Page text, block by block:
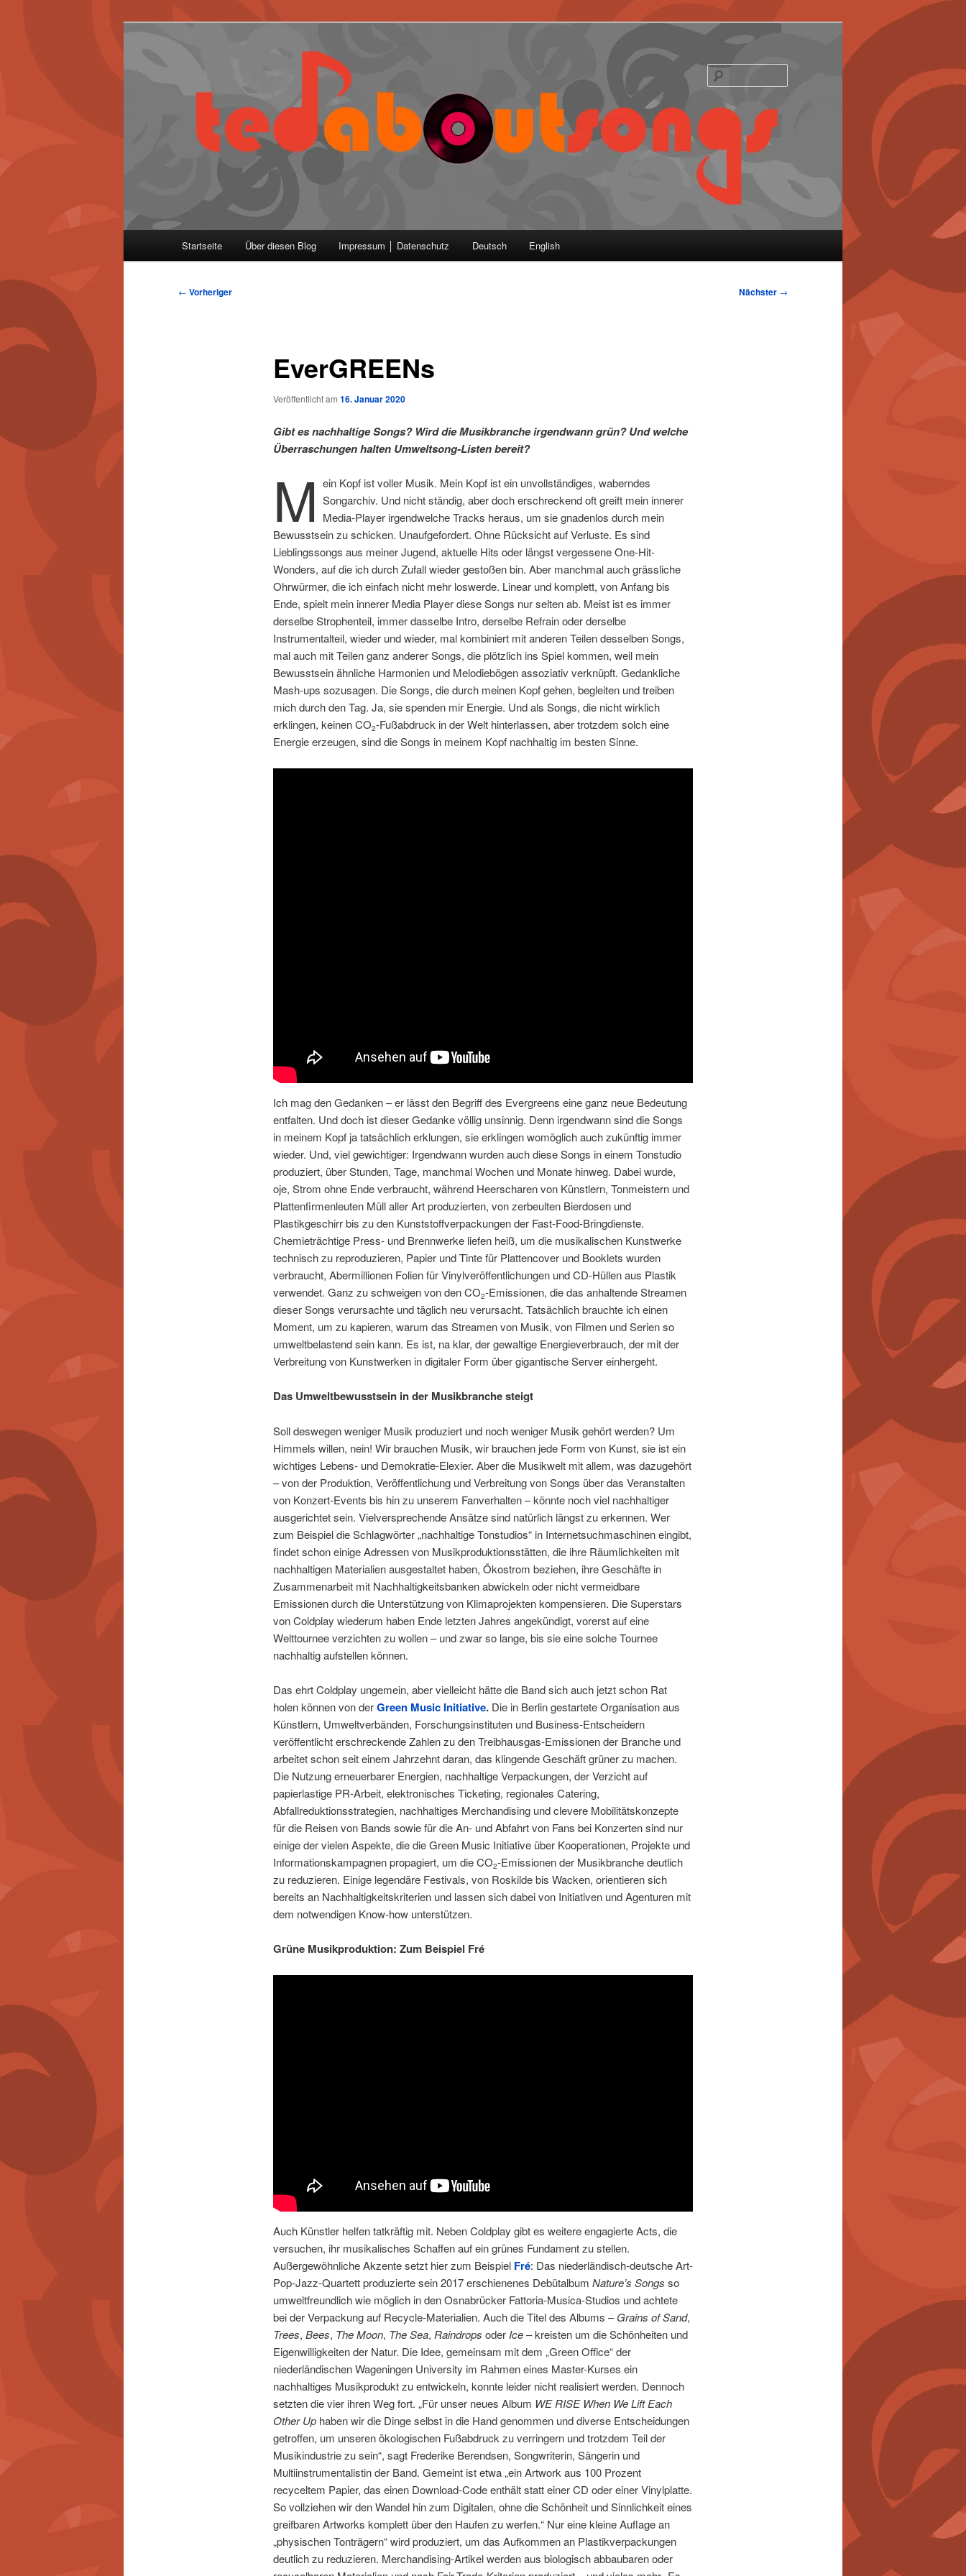
Startseite Über diesen Blog Impressum │ Datenschutz Deutsch English
Beitragsnavigation
← Vorheriger Nächster →
EverGREENs
Veröffentlicht am 16. Januar 2020
Gibt es nachhaltige Songs? Wird die Musikbranche irgendwann grün? Und welche
Überraschungen halten Umweltsong-Listen bereit?
M ein Kopf ist voller Musik. Mein Kopf ist ein unvollständiges, waberndes
Songarchiv. Und nicht ständig, aber doch erschreckend oft greift mein innerer
Media-Player irgendwelche Tracks heraus, um sie gnadenlos durch mein
Bewusstsein zu schicken. Unaufgefordert. Ohne Rücksicht auf Verluste. Es sind
Lieblingssongs aus meiner Jugend, aktuelle Hits oder längst vergessene One-Hit-
Wonders, auf die ich durch Zufall wieder gestoßen bin. Aber manchmal auch grässliche
Ohrwürmer, die ich einfach nicht mehr loswerde. Linear und komplett, von Anfang bis
Ende, spielt mein innerer Media Player diese Songs nur selten ab. Meist ist es immer
derselbe Strophenteil, immer dasselbe Intro, derselbe Refrain oder derselbe
Instrumentalteil, wieder und wieder, mal kombiniert mit anderen Teilen desselben Songs,
mal auch mit Teilen ganz anderer Songs, die plötzlich ins Spiel kommen, weil mein
Bewusstsein ähnliche Harmonien und Melodiebögen assoziativ verknüpft. Gedankliche
Mash-ups sozusagen. Die Songs, die durch meinen Kopf gehen, begleiten und treiben
mich durch den Tag. Ja, sie spenden mir Energie. Und als Songs, die nicht wirklich
erklingen, keinen CO2-Fußabdruck in der Welt hinterlassen, aber trotzdem solch eine
Energie erzeugen, sind die Songs in meinem Kopf nachhaltig im besten Sinne.
Ich mag den Gedanken – er lässt den Begriff des Evergreens eine ganz neue Bedeutung
entfalten. Und doch ist dieser Gedanke völlig unsinnig. Denn irgendwann sind die Songs
in meinem Kopf ja tatsächlich erklungen, sie erklingen womöglich auch zukünftig immer
wieder. Und, viel gewichtiger: Irgendwann wurden auch diese Songs in einem Tonstudio
produziert, über Stunden, Tage, manchmal Wochen und Monate hinweg. Dabei wurde,
oje, Strom ohne Ende verbraucht, während Heerscharen von Künstlern, Tonmeistern und
Plattenfirmenleuten Müll aller Art produzierten, von zerbeulten Bierdosen und
Plastikgeschirr bis zu den Kunststoffverpackungen der Fast-Food-Bringdienste.
Chemieträchtige Press- und Brennwerke liefen heiß, um die musikalischen Kunstwerke
technisch zu reproduzieren, Papier und Tinte für Plattencover und Booklets wurden
verbraucht, Abermillionen Folien für Vinylveröffentlichungen und CD-Hüllen aus Plastik
verwendet. Ganz zu schweigen von den CO2-Emissionen, die das anhaltende Streamen
dieser Songs verursachte und täglich neu verursacht. Tatsächlich brauchte ich einen
Moment, um zu kapieren, warum das Streamen von Musik, von Filmen und Serien so
umweltbelastend sein kann. Es ist, na klar, der gewaltige Energieverbrauch, der mit der
Verbreitung von Kunstwerken in digitaler Form über gigantische Server einhergeht.
Das Umweltbewusstsein in der Musikbranche steigt
Soll deswegen weniger Musik produziert und noch weniger Musik gehört werden? Um
Himmels willen, nein! Wir brauchen Musik, wir brauchen jede Form von Kunst, sie ist ein
wichtiges Lebens- und Demokratie-Elexier. Aber die Musikwelt mit allem, was dazugehört
– von der Produktion, Veröffentlichung und Verbreitung von Songs über das Veranstalten
von Konzert-Events bis hin zu unserem Fanverhalten – könnte noch viel nachhaltiger
ausgerichtet sein. Vielversprechende Ansätze sind natürlich längst zu erkennen. Wer
zum Beispiel die Schlagwörter „nachhaltige Tonstudios“ in Internetsuchmaschinen eingibt,
findet schon einige Adressen von Musikproduktionsstätten, die ihre Räumlichkeiten mit
nachhaltigen Materialien ausgestaltet haben, Ökostrom beziehen, ihre Geschäfte in
Zusammenarbeit mit Nachhaltigkeitsbanken abwickeln oder nicht vermeidbare
Emissionen durch die Unterstützung von Klimaprojekten kompensieren. Die Superstars
von Coldplay wiederum haben Ende letzten Jahres angekündigt, vorerst auf eine
Welttournee verzichten zu wollen – und zwar so lange, bis sie eine solche Tournee
nachhaltig aufstellen können.
Das ehrt Coldplay ungemein, aber vielleicht hätte die Band sich auch jetzt schon Rat
holen können von derGreen Music Initiative.Die in Berlin gestartete Organisation aus
Künstlern, Umweltverbänden, Forschungsinstituten und Business-Entscheidern
veröffentlicht erschreckende Zahlen zu den Treibhausgas-Emissionen der Branche und
arbeitet schon seit einem Jahrzehnt daran, das klingende Geschäft grüner zu machen.
Die Nutzung erneuerbarer Energien, nachhaltige Verpackungen, der Verzicht auf
papierlastige PR-Arbeit, elektronisches Ticketing, regionales Catering,
Abfallreduktionsstrategien, nachhaltiges Merchandising und clevere Mobilitätskonzepte
für die Reisen von Bands sowie für die An- und Abfahrt von Fans bei Konzerten sind nur
einige der vielen Aspekte, die die Green Music Initiative über Kooperationen, Projekte und
Informationskampagnen propagiert, um die CO2-Emissionen der Musikbranche deutlich
zu reduzieren. Einige legendäre Festivals, von Roskilde bis Wacken, orientieren sich
bereits an Nachhaltigkeitskriterien und lassen sich dabei von Initiativen und Agenturen mit
dem notwendigen Know-how unterstützen.
Grüne Musikproduktion: Zum Beispiel Fré
Auch Künstler helfen tatkräftig mit. Neben Coldplay gibt es weitere engagierte Acts, die
versuchen, ihr musikalisches Schaffen auf ein grünes Fundament zu stellen.
Außergewöhnliche Akzente setzt hier zum Beispiel Fré: Das niederländisch-deutsche Art-
Pop-Jazz-Quartett produzierte sein 2017 erschienenes Debütalbum Nature’s Songs so
umweltfreundlich wie möglich in den Osnabrücker Fattoria-Musica-Studios und achtete
bei der Verpackung auf Recycle-Materialien. Auch die Titel des Albums –Grains of Sand,
Trees, Bees, The Moon, The Sea, Raindrops oder Ice– kreisten um die Schönheiten und
Eigenwilligkeiten der Natur. Die Idee, gemeinsam mit dem „Green Office“ der
niederländischen Wageningen University im Rahmen eines Master-Kurses ein
nachhaltiges Musikprodukt zu entwickeln, konnte leider nicht realisiert werden. Dennoch
setzten die vier ihren Weg fort. „Für unser neues Album WE RISE When We Lift Each
Other Uphaben wir die Dinge selbst in die Hand genommen und diverse Entscheidungen
getroffen, um unseren ökologischen Fußabdruck zu verringern und trotzdem Teil der
Musikindustrie zu sein“, sagt Frederike Berendsen, Songwriterin, Sängerin und
Multiinstrumentalistin der Band. Gemeint ist etwa „ein Artwork aus 100 Prozent
recyceltem Papier, das einen Download-Code enthält statt einer CD oder einer Vinylplatte.
So vollziehen wir den Wandel hin zum Digitalen, ohne die Schönheit und Sinnlichkeit eines
greifbaren Artworks komplett über den Haufen zu werfen.“ Nur eine kleine Auflage an
„physischen Tonträgern“ wird produziert, um das Aufkommen an Plastikverpackungen
deutlich zu reduzieren. Merchandising-Artikel werden aus biologisch abbaubaren oder